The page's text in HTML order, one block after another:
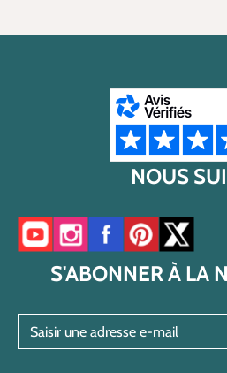
NOUS
Accéder à notre chaîne YouTube
Accéder à notre compte
Accéder à notre
Accéder àAccéder
S'ABONNER À LA